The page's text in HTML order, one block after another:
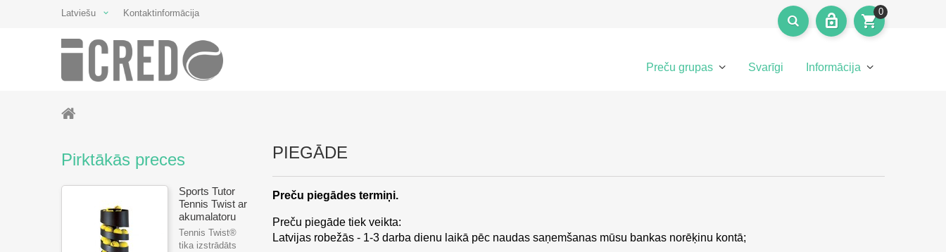
Latviešu Kontaktinformācija 0
Preču grupas Svarīgi Informācija
PIEGĀDE
Preču piegādes termiņi.
Preču piegāde tiek veikta:
Latvijas robežās - 1-3 darba dienu laikā pēc naudas saņemšanas mūsu bankas norēķinu kontā;
Pirktākās preces
Sports Tutor
Tennis Twist ar
akumalatoru
Tennis Twist®
tika izstrādāts